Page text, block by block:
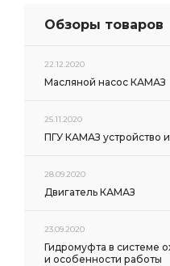
Обзоры товаров
22.12.2020
Масляной насос КАМАЗ
25.11.2020
ПГУ КАМАЗ устройство
28.09.2020
Двигатель КАМАЗ
23.09.2020
Гидромуфта в системе
и особенности работы